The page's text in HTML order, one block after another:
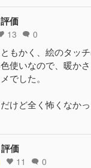
価
13 0
もかく、絵のタッチ
使いなので、暖か
でした。
けど全く怖くなか
価
11 0